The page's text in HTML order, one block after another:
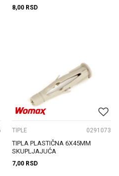
8,00 RSD
TIPLE 0291073
TIPLA PLASTIČNA 6X45MM
SKUPLJAJUĆA
7,00 RSD